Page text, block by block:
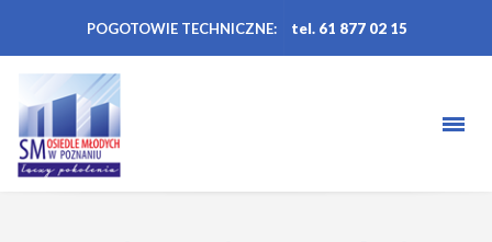
POGOTOWIE TECHNICZNE: tel. 61 877 02 15